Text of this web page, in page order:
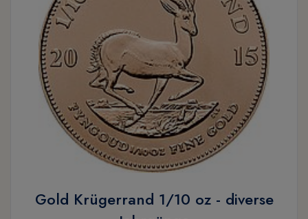
Gold Krügerrand 1/10 oz - diverse